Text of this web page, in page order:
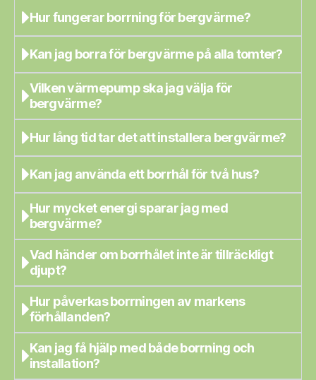
Hur fungerar borrning för bergvärme?
Kan jag borra för bergvärme på alla tomter?
Vilken värmepump ska jag välja för
bergvärme?
Hur lång tid tar det att installera bergvärme?
Kan jag använda ett borrhål för två hus?
Hur mycket energi sparar jag med
bergvärme?
Vad händer om borrhålet inte är tillräckligt
djupt?
Hur påverkas borrningen av markens
förhållanden?
Kan jag få hjälp med både borrning och
installation?